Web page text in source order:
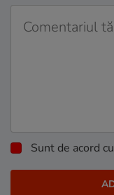
Sunt de acord cu